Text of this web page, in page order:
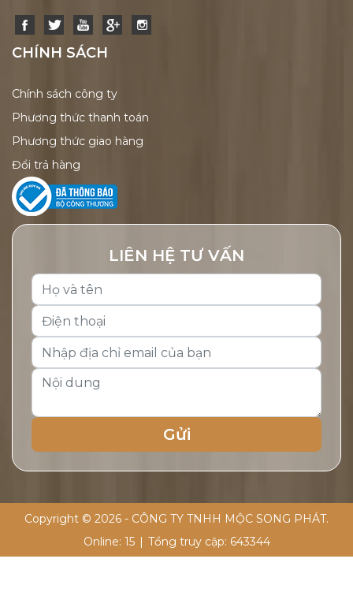
CHÍNH SÁCH
Chính sách công ty
Phương thức thanh toán
Phương thức giao hàng
Đổi trả hàng
LIÊN HỆ TƯ VẤN
Copyright © 2026 - CÔNG TY TNHH MỘC SONG PHÁT.
Online: 15 Tổng truy cập: 643344